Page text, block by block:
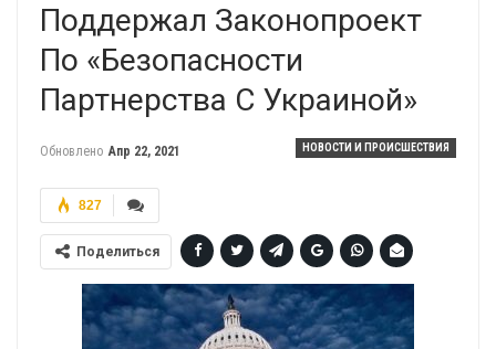
Поддержал Законопроект
По «Безопасности
Партнерства С Украиной»
НОВОСТИ И ПРОИСШЕСТВИЯ
Обновлено Апр 22, 2021
827
Поделиться